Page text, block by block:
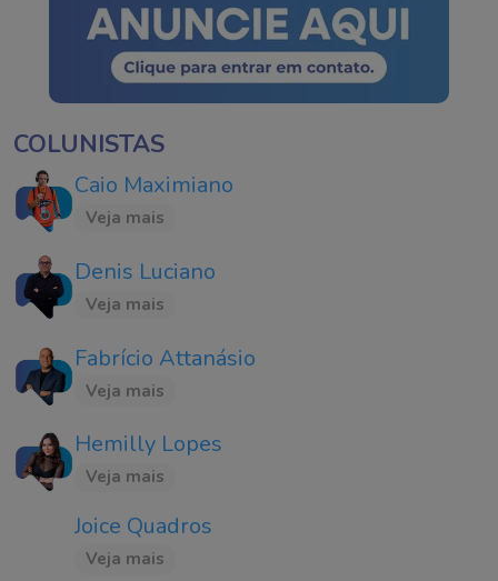
COLUNISTAS
Caio Maximiano
Veja mais
Denis Luciano
Veja mais
Fabrício Attanásio
Veja mais
Hemilly Lopes
Veja mais
Joice Quadros
Veja mais